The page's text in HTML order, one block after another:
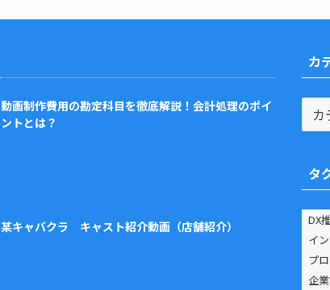
動画制作費用の勘定科目を徹底解説！会計処理のポイ
ントとは？
某キャバクラ キャスト紹介動画（店舗紹介）
カ
テ
リ
ー
タ
DX
イ
プ
企